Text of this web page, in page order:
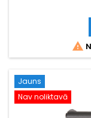

Jauns
Nav noliktavā